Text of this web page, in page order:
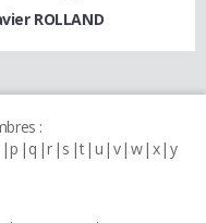
ROLLAND
:
p q r s t u v w x y